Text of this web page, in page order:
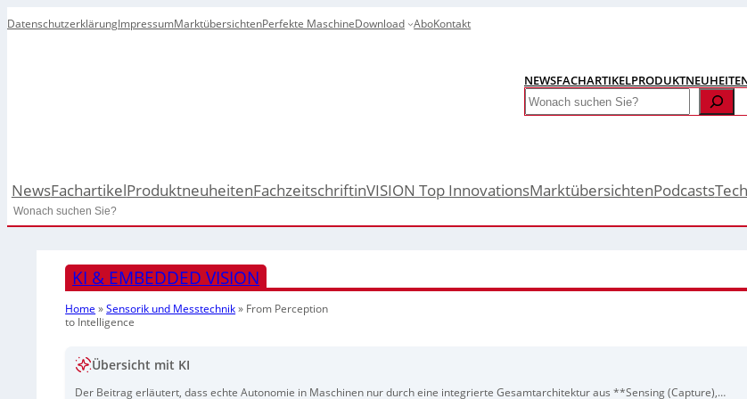
DatenschutzerklärungImpressumMarktübersichtenPerfekte MaschineDownload AboKontakt
NEWSFACHARTIKEL
Search
NewsFachartikelProduktneuheitenFachzeitschriftinVISION Top InnovationsMarktübersichtenPodcasts
Search
KI & EMBEDDED VISION
Home »Sensorik und Messtechnik» From Perception
to Intelligence
Übersicht mit KI
Der Beitrag erläutert, dass echte Autonomie in Maschinen nur durch eine integrierte Gesamtarchitektur aus **Sensing (Capture),